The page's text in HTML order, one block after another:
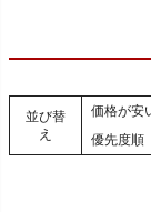
並び替
え
価格が安
優先度順